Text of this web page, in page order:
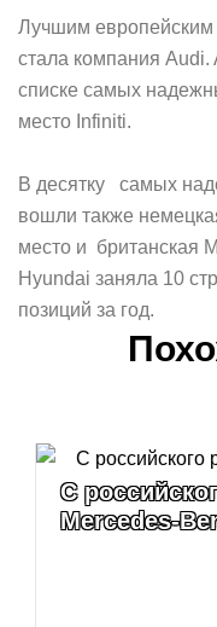
Лучшим европейским
стала компания Audi.
списке самых
место Infiniti.
В десятку самых
вошли также
место и британская
Hyundai заняла 10
позиций за год.
С
Mercedes-